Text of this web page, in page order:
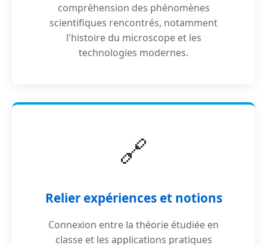
compréhension des phénomènes
scientifiques rencontrés, notamment
l'histoire du microscope et les
technologies modernes.
🔗
Relier expériences et notions
Connexion entre la théorie étudiée en
classe et les applications pratiques